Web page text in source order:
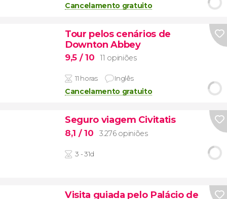
Cancelamento gratuito
Tour pelos cenários de
Downton Abbey
9,5 / 10 11 opiniões
11 horas Inglês
Cancelamento gratuito
Seguro viagem Civitatis
8,1 / 10 3.276 opiniões
3 - 31d
Visita guiada pelo Palácio de